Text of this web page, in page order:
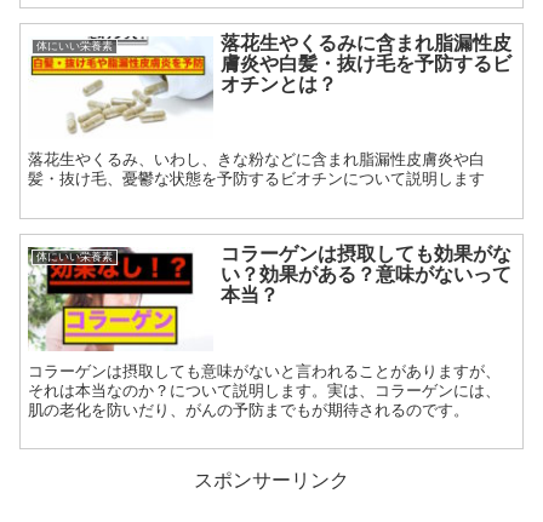
体にいい栄養素
落花生やくるみに含まれ脂漏性皮
膚炎や白髪・抜け毛を予防するビ
オチンとは？
落花生やくるみ、いわし、きな粉などに含まれ脂漏性皮膚炎や白
髪・抜け毛、憂鬱な状態を予防するビオチンについて説明します
体にいい栄養素
コラーゲンは摂取しても効果がな
い？効果がある？意味がないって
本当？
コラーゲンは摂取しても意味がないと言われることがありますが、
それは本当なのか？について説明します。実は、コラーゲンには、
肌の老化を防いだり、がんの予防までもが期待されるのです。
スポンサーリンク